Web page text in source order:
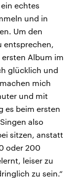
echtes
und in
Um den
entsprechen,
Album im
glücklich und
mich
und mit
es beim ersten
also
sitzen, anstatt
oder 200
leiser zu
zu sein.“